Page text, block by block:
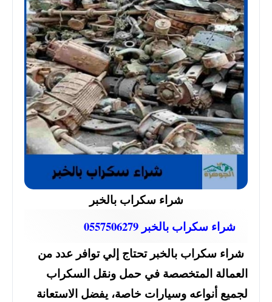
شراء سكراب بالخبر
شراء سكراب بالخبر 0557506279
شراء سكراب بالخبر تحتاج إلي توافر عدد من
العمالة المتخصصة في حمل ونقل السكراب
لجميع أنواعه وسيارات خاصة، يفضل الاستعانة